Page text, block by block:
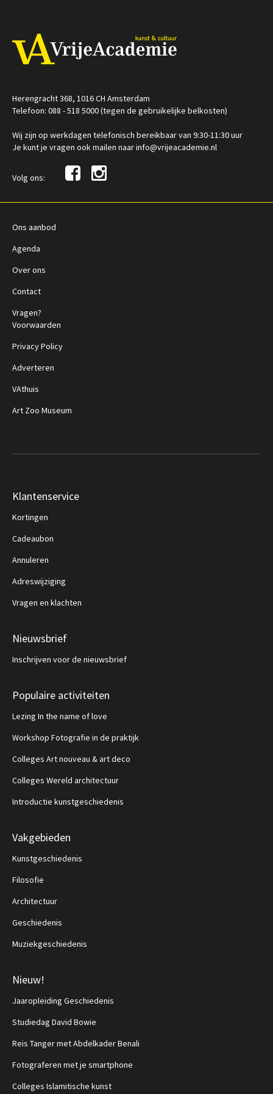
Herengracht 368, 1016 CH Amsterdam
Telefoon: 088 - 518 5000 (tegen de gebruikelijke belkosten)
Wij zijn op werkdagen telefonisch bereikbaar van 9:30-11:30 uur
Je kunt je vragen ook mailen naar info@vrijeacademie.nl
Volg ons:
Ons aanbod
Agenda
Over ons
Contact
Vragen?
Voorwaarden
Privacy Policy
Adverteren
VAthuis
Art Zoo Museum
Klantenservice
Kortingen
Cadeaubon
Annuleren
Adreswijziging
Vragen en klachten
Nieuwsbrief
Inschrijven voor de nieuwsbrief
Populaire activiteiten
Lezing In the name of love
Workshop Fotografie in de praktijk
Colleges Art nouveau & art deco
Colleges Wereld architectuur
Introductie kunstgeschiedenis
Vakgebieden
Kunstgeschiedenis
Filosofie
Architectuur
Geschiedenis
Muziekgeschiedenis
Nieuw!
Jaaropleiding Geschiedenis
Studiedag David Bowie
Reis Tanger met Abdelkader Benali
Fotograferen met je smartphone
Colleges Islamitische kunst